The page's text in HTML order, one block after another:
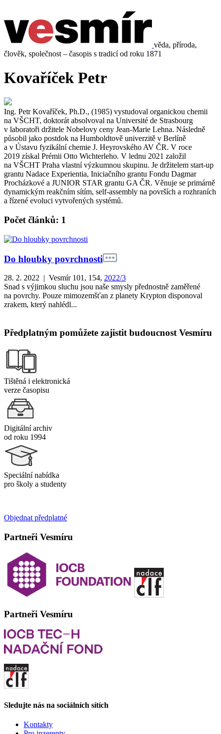
věda, příroda,
člověk, společnost – časopis s tradicí od roku 1871
Kovaříček Petr
Ing. Petr Kovaříček, Ph.D., (1985) vystudoval organickou chemii
na VŠCHT, doktorát absolvoval na Université de Strasbourg
v laboratoři držitele Nobelovy ceny Jean-Marie Lehna. Následně
působil jako postdok na Humboldtově univerzitě v Berlíně
a v Ústavu fyzikální chemie J. Heyrovského AV ČR. V roce
2019 získal Prémii Otto Wichterleho. V lednu 2021 založil
na VŠCHT Praha vlastní výzkumnou skupinu. Je držitelem start-up
grantu Nadace Experientia, Iniciačního grantu Fondu Dagmar
Procházkové a JUNIOR STAR grantu GA ČR. Věnuje se primárně
dynamickým reakčním sítím, self-assembly na površích a rozhraních
a řízené evoluci vytvořených systémů.
Počet článků: 1
Do hloubky povrchnosti
28. 2. 2022 | Vesmír 101, 154, 2022/3
Snad s výjimkou sluchu jsou naše smysly přednostně zaměřené
na povrchy. Pouze mimozemšťan z planety Krypton disponoval
zrakem, který nahlédl...
Předplatným pomůžete zajistit budoucnost Vesmíru
Tištěná i elektronická
verze časopisu
Digitální archiv
od roku 1994
Speciální nabídka
pro školy a studenty
Objednat předplatné
Partneři Vesmíru
Partneři Vesmíru
Sledujte nás na sociálních sítích
Kontakty